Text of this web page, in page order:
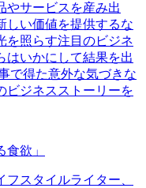
やサービスを産み出
しい価値を提供するな
を照らす注目のビジネ
はいかにして結果を出
で得た意外な気づきな
ビジネスストーリーを
欲」
スタイルライター、